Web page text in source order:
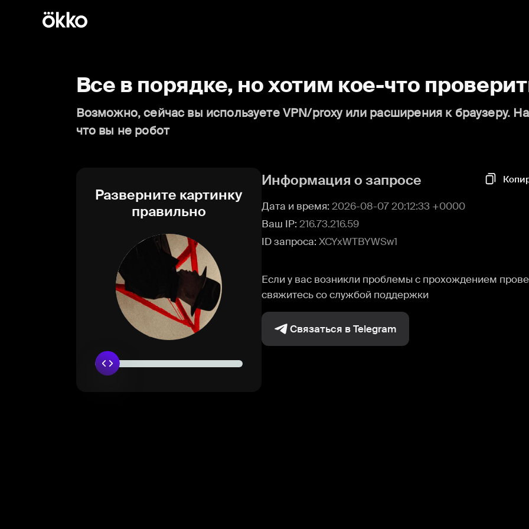
Все в порядке, но хотим кое-что
Возможно, сейчас вы используете VPN/proxy или расширения к браузеру.
что вы не робот
Разверните картинку
правильно
Информация о запросе
Дата и время: 2026-08-07 20:12:33 +0000
Ваш IP: 216.73.216.59
ID запроса: XCYxWTBYWSw1
Если у вас возникли проблемы с прохождением
свяжитесь со службой поддержки
Связаться в Telegram